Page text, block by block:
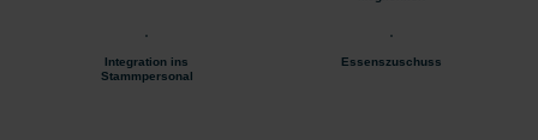
Integration ins
Stammpersonal
Essenszuschuss